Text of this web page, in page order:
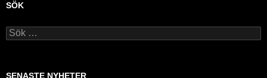
SÖK
S
ö
f
SENASTE NYHETER